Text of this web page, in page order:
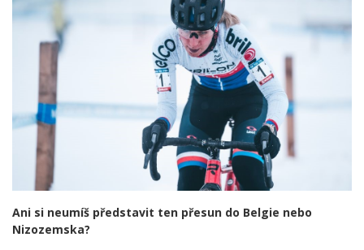
Ani si neumíš představit ten přesun do Belgie nebo
Nizozemska?